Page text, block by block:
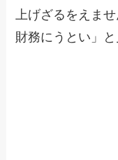
上げざるをえま
財務にうとい」と